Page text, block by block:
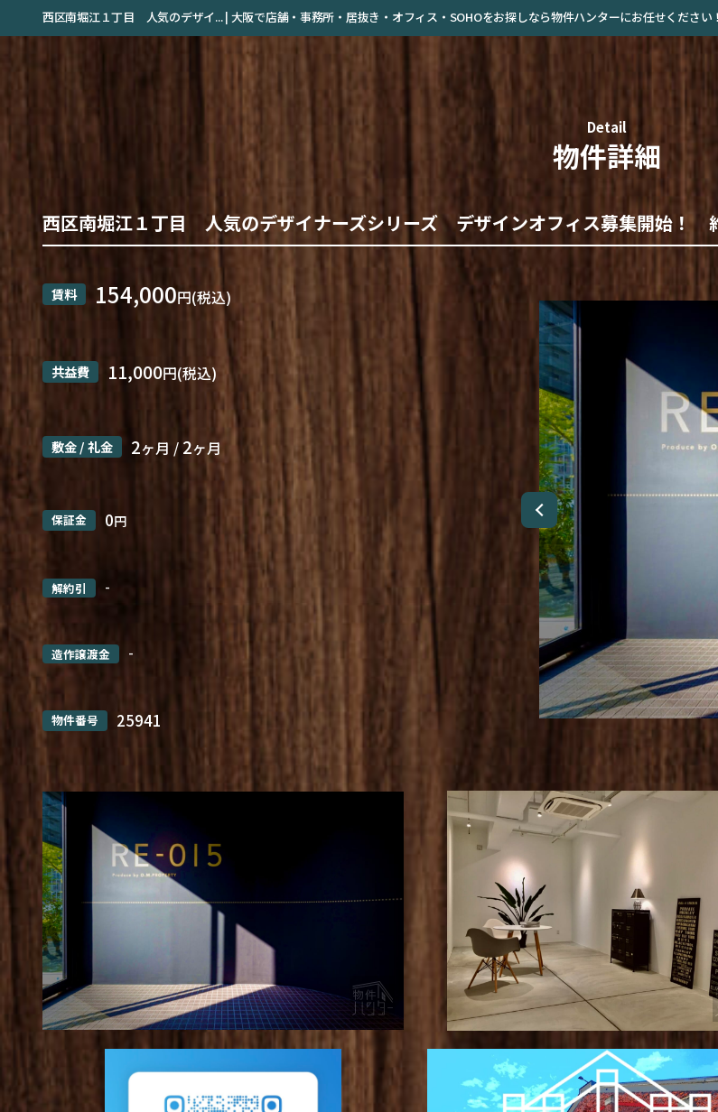
西区南堀江１丁目 人気のデザイ... | 大阪で店舗・事務所・居抜き・オフィス・SOHOをお探しなら物件ハンターにお任せください！
Detail
物件詳細
西区南堀江１丁目 人気のデザイナーズシリーズ デザインオフィス募集開始！
賃料 154,000円(税込)
共益費 11,000円(税込)
敷金 / 礼金 2ヶ月 / 2ヶ月
保証金 0円
解約引 -
造作譲渡金 -
物件番号 25941